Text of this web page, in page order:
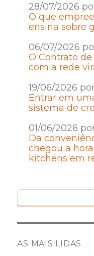
28/07/2026
O que
ensina sobre
06/07/2026
O Contrato
com a rede
19/06/2026
Entrar em
sistema de
01/06/2026
Da
chegou a
kitchens em
AS MAIS LIDAS